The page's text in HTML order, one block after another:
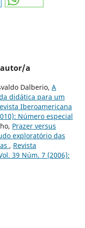
autor/a
Dalberio, A
didática para um
Iberoamericana
Número especial
Prazer versus
exploratório das
, Revista
39 Núm. 7 (2006):